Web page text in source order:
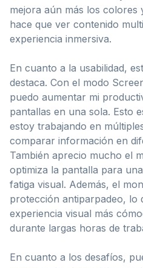
mejora aún más los colores
hace que ver contenido
experiencia inmersiva.
En cuanto a la usabilidad,
destaca. Con el modo
puedo aumentar mi
pantallas en una sola. Esto
estoy trabajando en
comparar información en
También aprecio mucho el
optimiza la pantalla para
fatiga visual. Además, el
protección antiparpadeo, lo
experiencia visual más
durante largas horas de
En cuanto a los desafíos,